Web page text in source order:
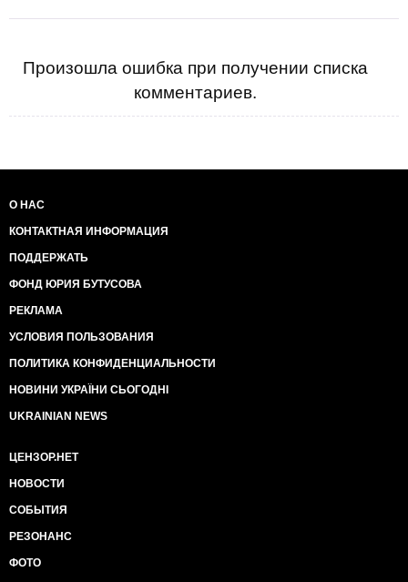
Произошла ошибка при получении списка
комментариев.
О НАС
КОНТАКТНАЯ ИНФОРМАЦИЯ
ПОДДЕРЖАТЬ
ФОНД ЮРИЯ БУТУСОВА
РЕКЛАМА
УСЛОВИЯ ПОЛЬЗОВАНИЯ
ПОЛИТИКА КОНФИДЕНЦИАЛЬНОСТИ
НОВИНИ УКРАЇНИ СЬОГОДНІ
UKRAINIAN NEWS
ЦЕНЗОР.НЕТ
НОВОСТИ
СОБЫТИЯ
РЕЗОНАНС
ФОТО